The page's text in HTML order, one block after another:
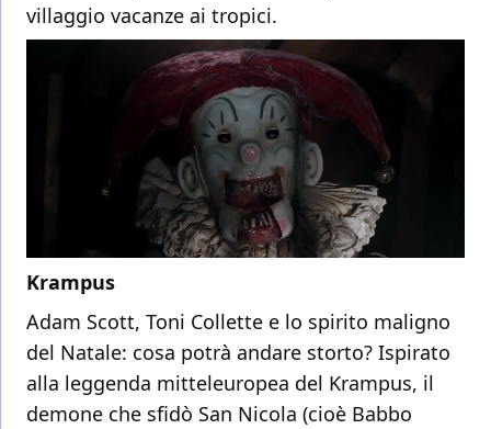
villaggio vacanze ai tropici.
Krampus
Adam Scott, Toni Collette e lo spirito maligno
del Natale: cosa potrà andare storto? Ispirato
alla leggenda mitteleuropea del Krampus, il
demone che sfidò San Nicola (cioè Babbo